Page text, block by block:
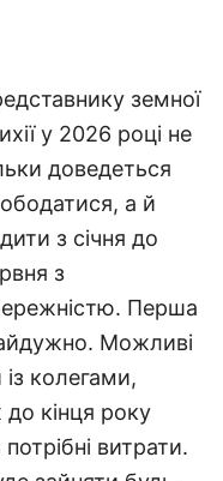
земної
у 2026 році не
доведеться
а й
з січня до
з
Перша
Можливі
колегами,
кінця року
витрати.